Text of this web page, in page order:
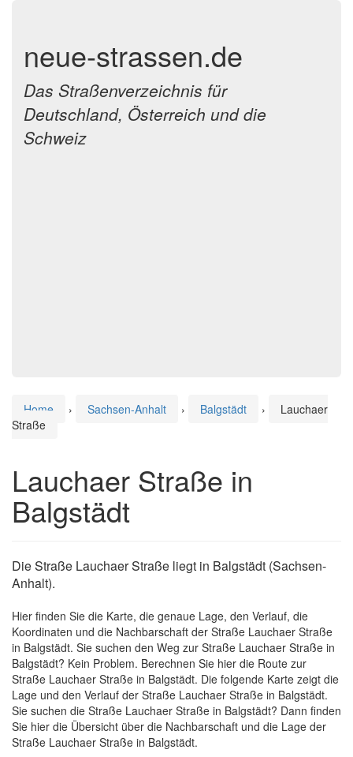
neue-strassen.de
Das Straßenverzeichnis für
Deutschland, Österreich und die
Schweiz
Home › Sachsen-Anhalt › Balgstädt ›
Lauchaer
Straße
Lauchaer Straße in
Balgstädt
Die Straße Lauchaer Straße liegt in Balgstädt (Sachsen-
Anhalt).
Hier finden Sie die Karte, die genaue Lage, den Verlauf, die
Koordinaten und die Nachbarschaft der Straße Lauchaer Straße
in Balgstädt. Sie suchen den Weg zur Straße Lauchaer Straße in
Balgstädt? Kein Problem. Berechnen Sie hier die Route zur
Straße Lauchaer Straße in Balgstädt. Die folgende Karte zeigt die
Lage und den Verlauf der Straße Lauchaer Straße in Balgstädt.
Sie suchen die Straße Lauchaer Straße in Balgstädt? Dann finden
Sie hier die Übersicht über die Nachbarschaft und die Lage der
Straße Lauchaer Straße in Balgstädt.